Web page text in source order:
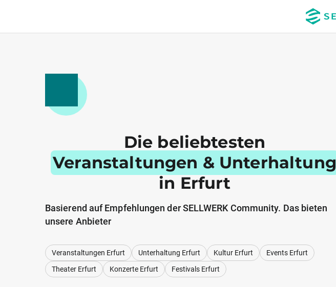
Die beliebtesten
Veranstaltungen & Unterhaltung
in Erfurt
Basierend auf Empfehlungen der SELLWERK Community. Das bieten
unsere Anbieter
Veranstaltungen Erfurt Unterhaltung Erfurt Kultur Erfurt
Events Erfurt
Theater Erfurt
Konzerte Erfurt Festivals Erfurt